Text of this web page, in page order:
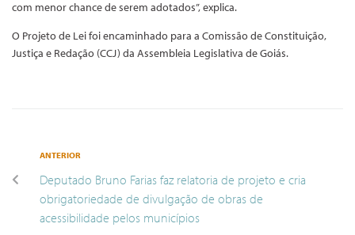
com menor chance de serem adotados”, explica.
O Projeto de Lei foi encaminhado para a Comissão de Constituição,
Justiça e Redação (CCJ) da Assembleia Legislativa de Goiás.
ANTERIOR
Deputado Bruno Farias faz relatoria de projeto e cria
obrigatoriedade de divulgação de obras de
acessibilidade pelos municípios